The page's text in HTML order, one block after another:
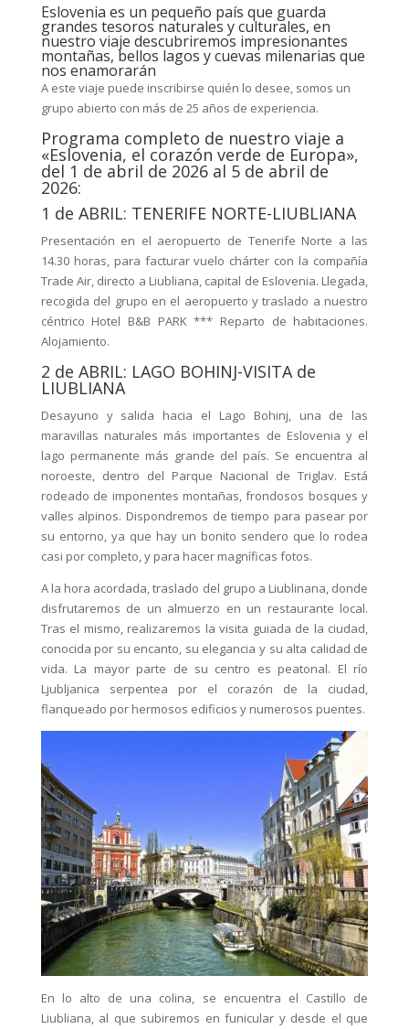
Eslovenia es un pequeño país que guarda
grandes tesoros naturales y culturales, en
nuestro viaje descubriremos impresionantes
montañas, bellos lagos y cuevas milenarias que
nos enamorarán
A este viaje puede inscribirse quién lo desee, somos un
grupo abierto con más de 25 años de experiencia.
Programa completo de nuestro viaje a
«Eslovenia, el corazón verde de Europa»,
del 1 de abril de 2026 al 5 de abril de
2026:
1 de ABRIL: TENERIFE NORTE-LIUBLIANA
Presentación en el aeropuerto de Tenerife Norte a las
14.30 horas, para facturar vuelo chárter con la compañía
Trade Air, directo a Liubliana, capital de Eslovenia. Llegada,
recogida del grupo en el aeropuerto y traslado a nuestro
céntrico Hotel B&B PARK *** Reparto de habitaciones.
Alojamiento.
2 de ABRIL: LAGO BOHINJ-VISITA de
LIUBLIANA
Desayuno y salida hacia el Lago Bohinj, una de las
maravillas naturales más importantes de Eslovenia y el
lago permanente más grande del país. Se encuentra al
noroeste, dentro del Parque Nacional de Triglav. Está
rodeado de imponentes montañas, frondosos bosques y
valles alpinos. Dispondremos de tiempo para pasear por
su entorno, ya que hay un bonito sendero que lo rodea
casi por completo, y para hacer magníficas fotos.
A la hora acordada, traslado del grupo a Liublinana, donde
disfrutaremos de un almuerzo en un restaurante local.
Tras el mismo, realizaremos la visita guiada de la ciudad,
conocida por su encanto, su elegancia y su alta calidad de
vida. La mayor parte de su centro es peatonal. El río
Ljubljanica serpentea por el corazón de la ciudad,
flanqueado por hermosos edificios y numerosos puentes.
En lo alto de una colina, se encuentra el Castillo de
Liubliana, al que subiremos en funicular y desde el que